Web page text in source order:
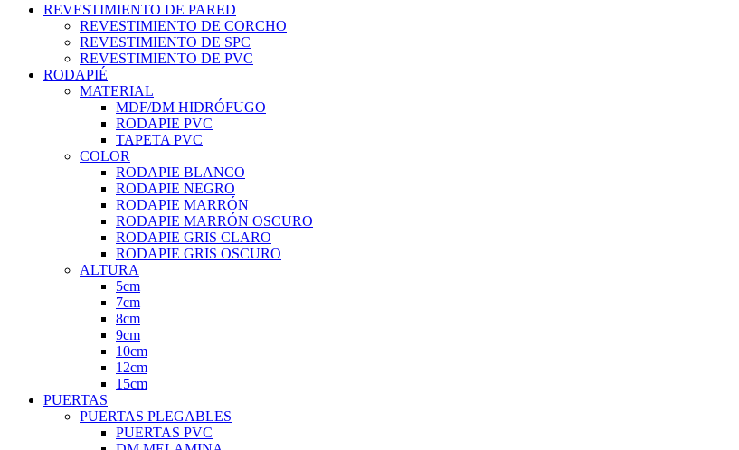
REVESTIMIENTO DE PARED
REVESTIMIENTO DE CORCHO
REVESTIMIENTO DE SPC
REVESTIMIENTO DE PVC
RODAPIÉ
MATERIAL
MDF/DM HIDRÓFUGO
RODAPIE PVC
TAPETA PVC
COLOR
RODAPIE BLANCO
RODAPIE NEGRO
RODAPIE MARRÓN
RODAPIE MARRÓN OSCURO
RODAPIE GRIS CLARO
RODAPIE GRIS OSCURO
ALTURA
5cm
7cm
8cm
9cm
10cm
12cm
15cm
PUERTAS
PUERTAS PLEGABLES
PUERTAS PVC